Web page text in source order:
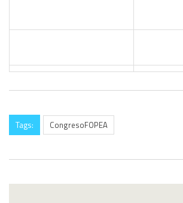
Tags: CongresoFOPEA